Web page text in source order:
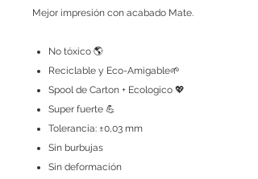
Mejor impresión con acabado Mate.
No tóxico 🌎
Reciclable y Eco-Amigable🌱
Spool de Carton + Ecologico 💖
Super fuerte 💪
Tolerancia: ±0,03 mm
Sin burbujas
Sin deformación